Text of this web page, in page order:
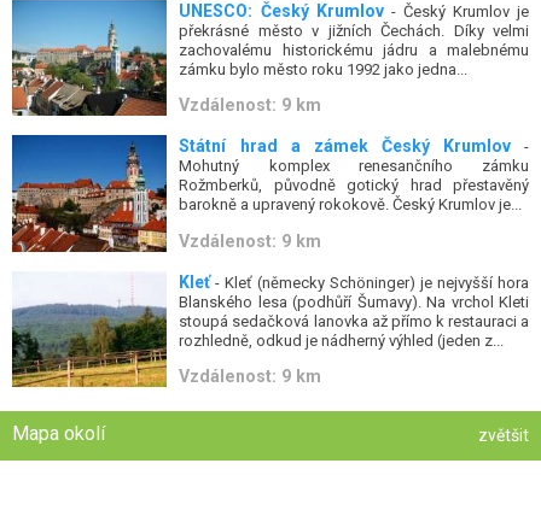
UNESCO: Český Krumlov- Český Krumlov je
překrásné město v jižních Čechách. Díky velmi
zachovalému historickému jádru a malebnému
zámku bylo město roku 1992 jako jedna...
Vzdálenost: 9 km
Státní hrad a zámek Český Krumlov-
Mohutný komplex renesančního zámku
Rožmberků, původně gotický hrad přestavěný
barokně a upravený rokokově. Český Krumlov je...
Vzdálenost: 9 km
Kleť- Kleť (německy Schöninger) je nejvyšší hora
Blanského lesa (podhůří Šumavy). Na vrchol Kleti
stoupá sedačková lanovka až přímo k restauraci a
rozhledně, odkud je nádherný výhled (jeden z...
Vzdálenost: 9 km
Mapa okolí zvětšit